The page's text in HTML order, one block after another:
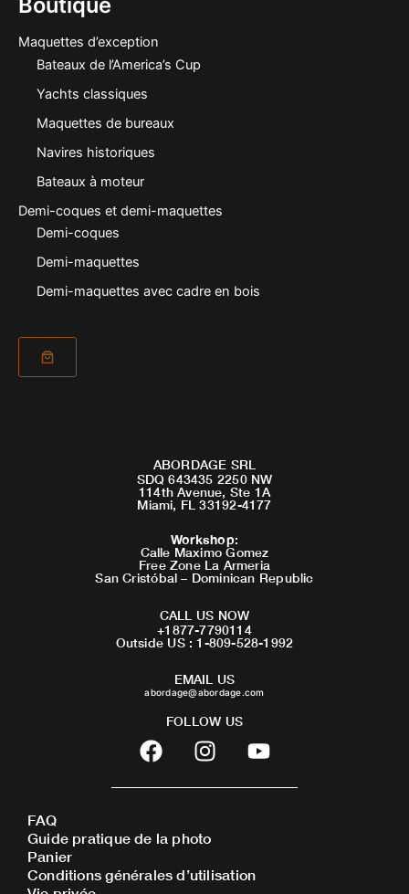
Maquettes d’exception
Bateaux de l’America’s Cup
Yachts classiques
Maquettes de bureaux
Navires historiques
Bateaux à moteur
Demi-coques et demi-maquettes
Demi-coques
Demi-maquettes
Demi-maquettes avec cadre en bois
ABORDAGE SRL
SDQ 643435 2250 NW
114th Avenue, Ste 1A
Miami, FL 33192-4177
Workshop:
Calle Maximo Gomez
Free Zone La Armeria
San Cristóbal – Dominican Republic
CALL US NOW
+1877-7790114
Outside US : 1-809-528-1992
EMAIL US
abordage@abordage.com
FOLLOW US
F
a
c
b
o
o
I
n
s
a
g
r
Y
o
u
FAQ
Guide pratique de la photo
Panier
Conditions générales d’utilisation